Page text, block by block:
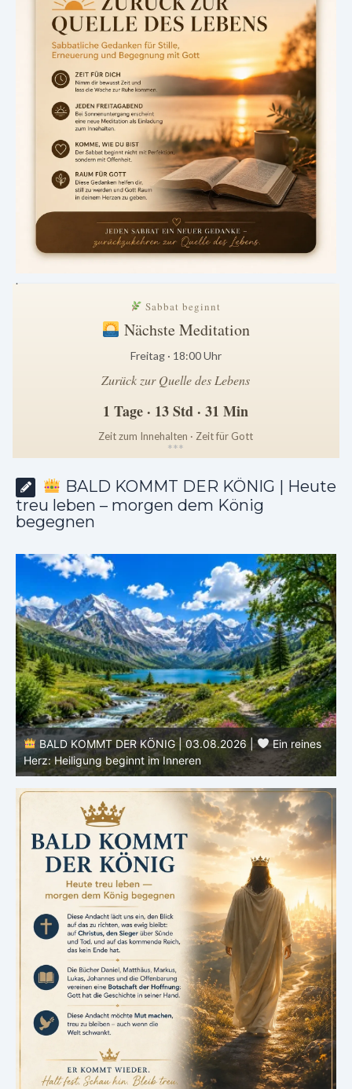
.
Sabbat beginnt
Nächste Meditation
Freitag · 18:00 Uhr
Zurück zur Quelle des Lebens
1 Tage · 13 Std · 31 Min
Zeit zum Innehalten · Zeit für Gott
***
BALD KOMMT DER KÖNIG | Heute
treu leben – morgen dem König
begegnen
BALD KOMMT DER KÖNIG | 03.08.2026 |
Ein reines
Herz: Heiligung beginnt im Inneren